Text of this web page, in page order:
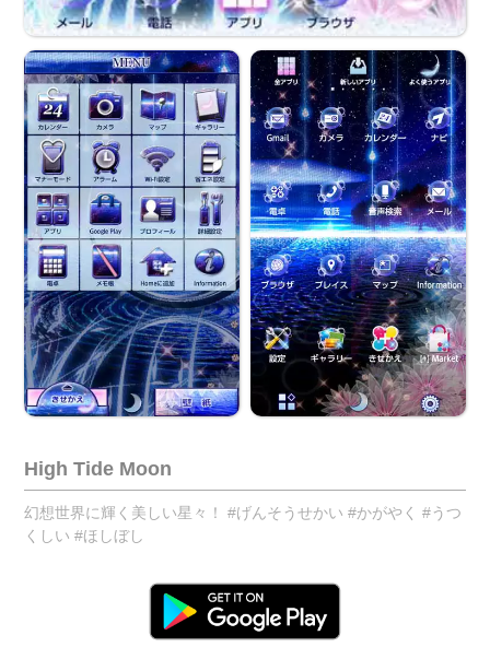
High Tide Moon
幻想世界に輝く美しい星々！ #げんそうせかい #かがやく #うつ
くしい #ほしぼし